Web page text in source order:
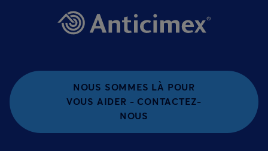
NOUS SOMMES LÀ POUR
VOUS AIDER - CONTACTEZ-
NOUS